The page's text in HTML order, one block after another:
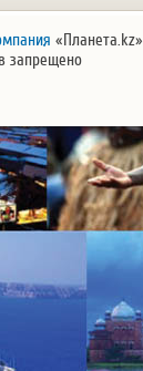
«Планета.kz»
запрещено